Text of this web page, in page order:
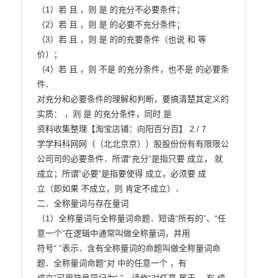
（1）若 且 ，则 是 的充分不必要条件；
（2）若 且 ，则 是 的必要不充分条件；
（3）若 且 ，则 是 的的充要条件（也说 和 等
价）；
（4）若 且 ，则 不是 的充分条件，也不是 的必要条
件．
对充分和必要条件的理解和判断，要搞清楚其定义的
实质： ，则 是 的充分条件，同时 是
资料收集整理【淘宝店铺：向阳百分百】 2 / 7
学学科科网网（（北北京京））股股份份有有限限公
公司司的必要条件．所谓“充分”是指只要 成立， 就
成立；所谓“必要”是指要使得 成立，必须要 成
立（即如果 不成立，则 肯定不成立）．
二．全称量词与存在量词
（1）全称量词与全称量词命题．短语“所有的”、“任
意一个”在逻辑中通常叫做全称量词，并用
符号“ ”表示．含有全称量词的命题叫做全称量词命
题．全称量词命题“对 中的任意一个 ，有